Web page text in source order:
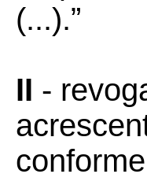
(...).”
II -